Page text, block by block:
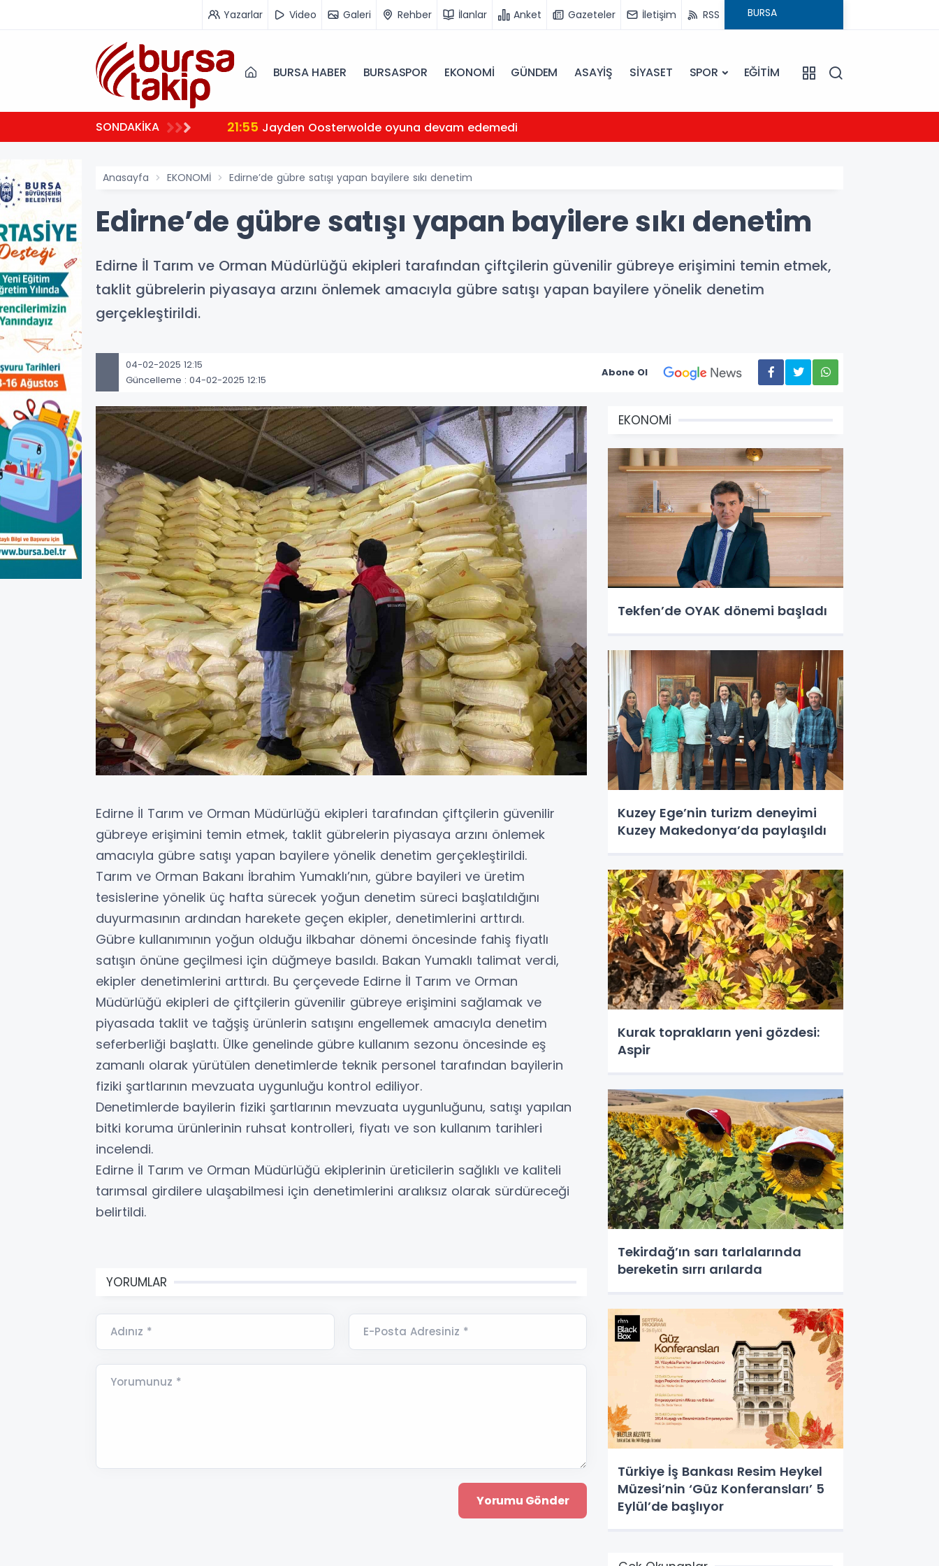
Yazarlar Video Galeri Rehber İlanlar Anket Gazeteler İletişim RSS
BURSA HABER BURSASPOR EKONOMİ GÜNDEM ASAYİŞ SİYASET SPOR EĞİTİM
SONDAKİKA 21:55 Jayden Oosterwolde oyuna devam edemedi
Anasayfa EKONOMİ Edirne’de gübre satışı yapan bayilere sıkı denetim
Edirne’de gübre satışı yapan bayilere sıkı denetim
Edirne İl Tarım ve Orman Müdürlüğü ekipleri tarafından çiftçilerin güvenilir gübreye erişimini temin etmek,
taklit gübrelerin piyasaya arzını önlemek amacıyla gübre satışı yapan bayilere yönelik denetim
gerçekleştirildi.
04-02-2025 12:15
Güncelleme : 04-02-2025 12:15
Abone Ol
Edirne İl Tarım ve Orman Müdürlüğü ekipleri tarafından çiftçilerin güvenilir
gübreye erişimini temin etmek, taklit gübrelerin piyasaya arzını önlemek
amacıyla gübre satışı yapan bayilere yönelik denetim gerçekleştirildi.
Tarım ve Orman Bakanı İbrahim Yumaklı’nın, gübre bayileri ve üretim
tesislerine yönelik üç hafta sürecek yoğun denetim süreci başlatıldığını
duyurmasının ardından harekete geçen ekipler, denetimlerini arttırdı.
Gübre kullanımının yoğun olduğu ilkbahar dönemi öncesinde fahiş fiyatlı
satışın önüne geçilmesi için düğmeye basıldı. Bakan Yumaklı talimat verdi,
ekipler denetimlerini arttırdı. Bu çerçevede Edirne İl Tarım ve Orman
Müdürlüğü ekipleri de çiftçilerin güvenilir gübreye erişimini sağlamak ve
piyasada taklit ve tağşiş ürünlerin satışını engellemek amacıyla denetim
seferberliği başlattı. Ülke genelinde gübre kullanım sezonu öncesinde eş
zamanlı olarak yürütülen denetimlerde teknik personel tarafından bayilerin
fiziki şartlarının mevzuata uygunluğu kontrol ediliyor.
Denetimlerde bayilerin fiziki şartlarının mevzuata uygunluğunu, satışı yapılan
bitki koruma ürünlerinin ruhsat kontrolleri, fiyatı ve son kullanım tarihleri
incelendi.
Edirne İl Tarım ve Orman Müdürlüğü ekiplerinin üreticilerin sağlıklı ve kaliteli
tarımsal girdilere ulaşabilmesi için denetimlerini aralıksız olarak sürdüreceği
belirtildi.
YORUMLAR
Adınız * E-Posta Adresiniz *
Yorumunuz *
EKONOMİ
Tekfen’de OYAK dönemi başladı
Kuzey Ege’nin turizm deneyimi
Kuzey Makedonya’da paylaşıldı
Kurak toprakların yeni gözdesi:
Aspir
Tekirdağ’ın sarı tarlalarında
bereketin sırrı arılarda
Türkiye İş Bankası Resim Heykel
Müzesi’nin ‘Güz Konferansları’ 5
Eylül’de başlıyor